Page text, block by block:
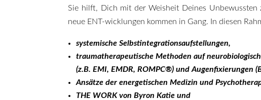
Sie hilft, Dich mit der Weisheit Deines
neue ENT-wicklungen kommen in Gang. In diesen
systemische Selbstintegrationsaufstellungen,
traumatherapeutische Methoden auf
(z.B. EMI, EMDR, ROMPC®) und Augenfixierungen
Ansätze der energetischen Medizin und
THE WORK von Byron Katie und